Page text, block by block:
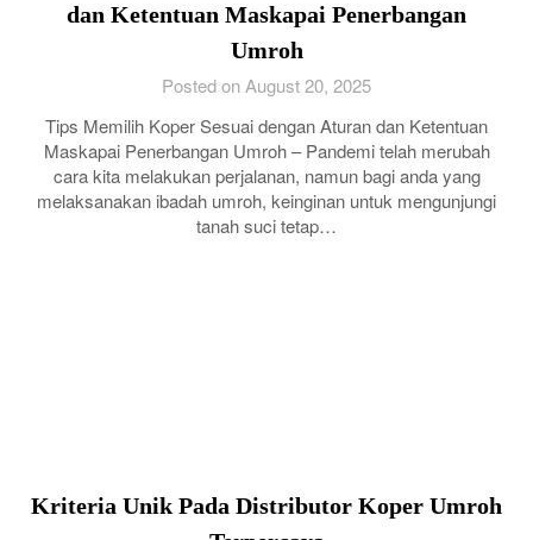
dan Ketentuan Maskapai Penerbangan
Umroh
Posted on August 20, 2025
Tips Memilih Koper Sesuai dengan Aturan dan Ketentuan
Maskapai Penerbangan Umroh – Pandemi telah merubah
cara kita melakukan perjalanan, namun bagi anda yang
melaksanakan ibadah umroh, keinginan untuk mengunjungi
tanah suci tetap…
Kriteria Unik Pada Distributor Koper Umroh